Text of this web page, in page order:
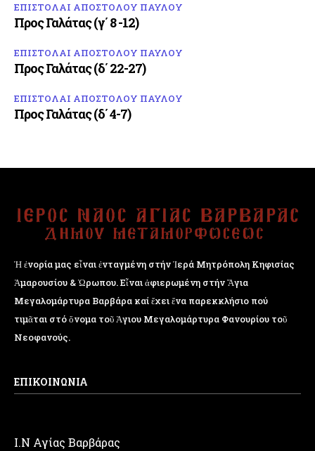
ΕΠΙΣΤΟΛΑΙ ΑΠΟΣΤΟΛΟΥ ΠΑΥΛΟΥ
Προς Γαλάτας (γ΄ 8 -12)
ΕΠΙΣΤΟΛΑΙ ΑΠΟΣΤΟΛΟΥ ΠΑΥΛΟΥ
Προς Γαλάτας (δ΄ 22-27)
ΕΠΙΣΤΟΛΑΙ ΑΠΟΣΤΟΛΟΥ ΠΑΥΛΟΥ
Προς Γαλάτας (δ΄ 4-7)
Ἡ ἐνορία μας εἶναι ἐνταγμένη στήν Ἱερά Μητρόπολη Κηφισίας
Ἁμαρουσίου & Ὠρωπου. Εἶναι ἀφιερωμένη στήν Ἅγια
Μεγαλομάρτυρα Βαρβάρα καί ἔχει ἕνα παρεκκλήσιο πού
τιμᾶται στό ὄνομα τοῦ Ἁγιου Μεγαλομάρτυρα Φανουρίου τοῦ
Νεοφανούς.
ΕΠΙΚΟΙΝΩΝΙΑ
Ι.Ν Αγίας Βαρβάρας